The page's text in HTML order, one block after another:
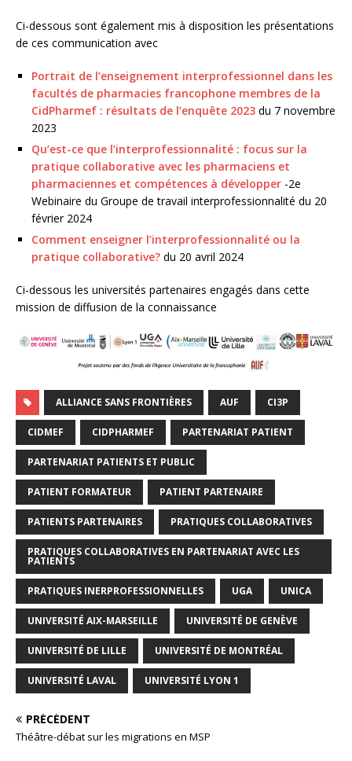
Ci-dessous sont également mis à disposition les présentations
de ces communication avec
Portrait de l’enseignement interprofessionnel dans les
facultés de pharmacies francophone membres de la
CidPharmef : résultats de l’enquête 2023 du 7 novembre
2023
Qu’est-ce que l’interprofessionnalité : focus sur la
pratique collaborative avec les pharmaciens et
pharmaciennes et compétences à développer -2e
Webinaire du Groupe de travail interprofessionnalité du 20
février 2024
Comment enseigner l’interprofessionnalité ou la
pratique collaborative? du 20 avril 2024
Ci-dessous les universités partenaires engagés dans cette
mission de diffusion de la connaissance
ALLIANCE SANS FRONTIÈRES AUF CI3P
CIDMEF CIDPHARMEF PARTENARIAT PATIENT
PARTENARIAT PATIENTS ET PUBLIC
PATIENT FORMATEUR PATIENT PARTENAIRE
PATIENTS PARTENAIRES PRATIQUES COLLABORATIVES
PRATIQUES COLLABORATIVES EN PARTENARIAT AVEC LES
PATIENTS
PRATIQUES INERPROFESSIONNELLES UGA UNICA
UNIVERSITÉ AIX-MARSEILLE UNIVERSITÉ DE GENÈVE
UNIVERSITÉ DE LILLE UNIVERSITÉ DE MONTRÉAL
UNIVERSITÉ LAVAL UNIVERSITÉ LYON 1
PRÉCÉDENT
Théâtre-débat sur les migrations en MSP